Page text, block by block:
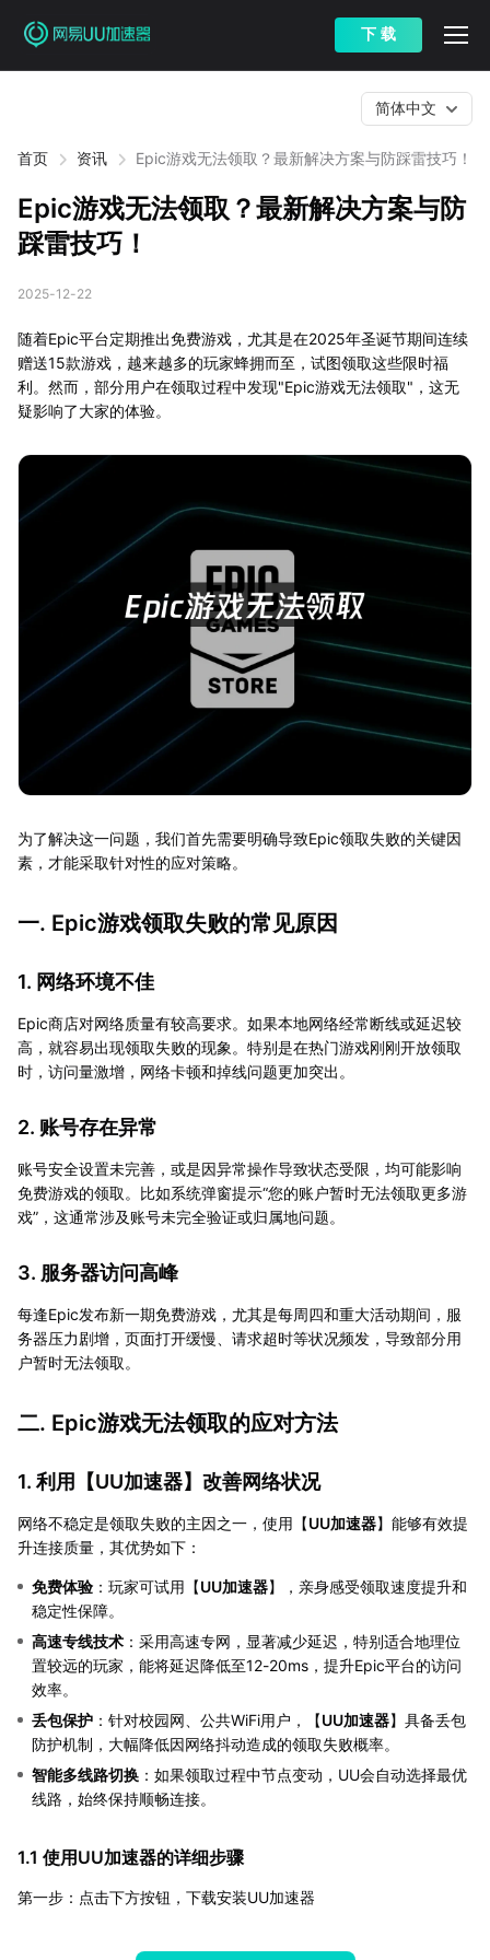
下 载
首页 资讯 Epic游戏无法领取？最新解决方案与防踩雷技巧！
简体中文
Epic游戏无法领取？最新解决方案与防
踩雷技巧！
2025-12-22
随着Epic平台定期推出免费游戏，尤其是在2025年圣诞节期间连续
赠送15款游戏，越来越多的玩家蜂拥而至，试图领取这些限时福
利。然而，部分用户在领取过程中发现"Epic游戏无法领取"，这无
疑影响了大家的体验。
为了解决这一问题，我们首先需要明确导致Epic领取失败的关键因
素，才能采取针对性的应对策略。
一. Epic游戏领取失败的常见原因
1. 网络环境不佳
Epic商店对网络质量有较高要求。如果本地网络经常断线或延迟较
高，就容易出现领取失败的现象。特别是在热门游戏刚刚开放领取
时，访问量激增，网络卡顿和掉线问题更加突出。
2. 账号存在异常
账号安全设置未完善，或是因异常操作导致状态受限，均可能影响
免费游戏的领取。比如系统弹窗提示“您的账户暂时无法领取更多游
戏”，这通常涉及账号未完全验证或归属地问题。
3. 服务器访问高峰
每逢Epic发布新一期免费游戏，尤其是每周四和重大活动期间，服
务器压力剧增，页面打开缓慢、请求超时等状况频发，导致部分用
户暂时无法领取。
二. Epic游戏无法领取的应对方法
1. 利用【UU加速器】改善网络状况
网络不稳定是领取失败的主因之一，使用【UU加速器】能够有效提
升连接质量，其优势如下：
免费体验 ：玩家可试用【UU加速器】，亲身感受领取速度提升和
稳定性保障。
高速专线技术 ：采用高速专网，显著减少延迟，特别适合地理位
置较远的玩家，能将延迟降低至12-20ms，提升Epic平台的访问
效率。
丢包保护 ：针对校园网、公共WiFi用户，【UU加速器】具备丢包
防护机制，大幅降低因网络抖动造成的领取失败概率。
智能多线路切换 ：如果领取过程中节点变动，UU会自动选择最优
线路，始终保持顺畅连接。
1.1 使用UU加速器的详细步骤
第一步：点击下方按钮，下载安装UU加速器